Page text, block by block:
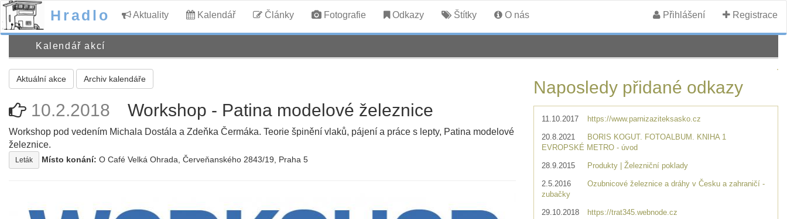
Hradlo Aktuality Kalendář Články Fotografie Odkazy Štítky O nás Přihlášení Registrace
Kalendář akcí
Aktuální akce Archiv kalendáře
10.2.2018 Workshop - Patina modelové železnice
Workshop pod vedením Michala Dostála a Zdeňka Čermáka. Teorie špinění vlaků, pájení a práce s lepty, Patina modelové
železnice.
Leták Místo konání: O Café Velká Ohrada, Červeňanského 2843/19, Praha 5
Naposledy přidané odkazy
11.10.2017 https://www.parnizaziteksasko.cz
20.8.2021
BORIS KOGUT. FOTOALBUM. KNIHA 1
EVROPSKÉ METRO - úvod
28.9.2015 Produkty | Železniční poklady
2.5.2016
Ozubnicové železnice a dráhy v Česku a zahraničí -
zubačky
29.10.2018 https://trat345.webnode.cz